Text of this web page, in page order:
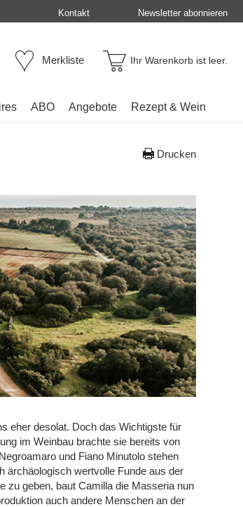
Kontakt Newsletter abonnieren
Merkliste Ihr Warenkorb ist leer.
ABO Angebote Rezept & Wein
Drucken
eher desolat. Doch das Wichtigste für
im Weinbau brachte sie bereits von
und Fiano Minutolo stehen
ärchäologisch wertvolle Funde aus der
zu geben, baut Camilla die Masseria nun
auch andere Menschen an der